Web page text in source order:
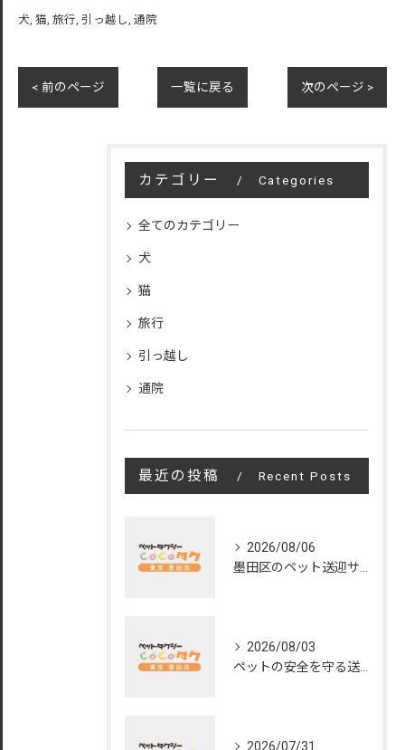
犬 猫 旅行 引っ越し 通院
< 前のページ 一覧に戻る 次のページ >
カテゴリー Categories
全てのカテゴリー
犬
猫
旅行
引っ越し
通院
最近の投稿 Recent Posts
2026/08/06
2026/08/03
2026/07/31